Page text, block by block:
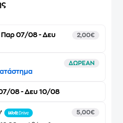
Παρ 07/08 - Δευ
2,00€
ΔΩΡΕΑΝ
08 - Δευ 10/08
5,00€